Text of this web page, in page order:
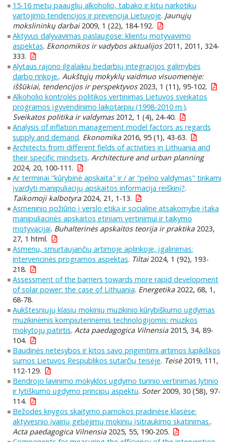
15-16 metų paauglių alkoholio, tabako ir kitų narkotikų
vartojimo tendencijos ir prevencija Lietuvoje. Jaunųjų
mokslininkų darbai2009, 1 (22), 184-192.
Aktyvus dalyvavimas paslaugose: klientų motyvavimo
aspektas. Ekonomikos ir vadybos aktualijos2011, 2011, 324-
333.
Alytaus rajono ilgalaikių bedarbių integracijos galimybės
darbo rinkoje.. Aukštųjų mokyklų vaidmuo visuomenėje:
iššūkiai, tendencijos ir perspektyvos2023, 1 (11), 95-102.
Alkoholio kontrolės politikos vertinimas Lietuvos sveikatos
programos įgyvendinimo laikotarpiu (1998-2010 m.).
Sveikatos politika ir valdymas2012, 1 (4), 24-40.
Analysis of inflation management model factors as regards
supply and demand. Ekonomika2016, 95 (1), 43-63.
Architects from different fields of activities in Lithuania and
their specific mindsets. Architecture and urban planning
2024, 20, 100-111.
Ar terminai "kūrybinė apskaita" ir / ar "pelno valdymas" tinkami
įvardyti manipuliacijų apskaitos informacija reiškinį?.
Taikomoji kalbotyra2024, 21, 1-13.
Asmeninio požiūrio į verslo etiką ir socialinę atsakomybę įtaka
manipuliacinės apskaitos etiniam vertinimui ir taikymo
motyvacijai. Buhalterinės apskaitos teorija ir praktika2023,
27, 1 html.
Asmenų, smurtaujančių artimoje aplinkoje, įgalinimas:
intervencinės programos aspektas. Tiltai2024, 1 (92), 193-
218.
Assessment of the barriers towards more rapid development
of solar power: the case of Lithuania. Energetika2022, 68, 1,
68-78.
Aukštesniųjų klasių mokinių muzikinio kūrybiškumo ugdymas
muzikinėmis kompiuterinėmis technologijomis: muzikos
mokytojų patirtis. Acta paedagogica Vilnensia2015, 34, 89-
104.
Baudinės netesybos ir kitos savo prigimtimi artimos lupikiškos
sumos Lietuvos Respublikos sutarčių teisėje. Teisė2019, 111,
112-129.
Bendrojo lavinimo mokyklos ugdymo turinio vertinimas lytinio
ir lytiškumo ugdymo principų aspektu. Soter2009, 30 (58), 97-
114.
Bežodės knygos skaitymo pamokos pradinėse klasėse:
aktyvesnio įvairių gebėjimų mokinių įsitraukimo skatinimas..
Acta paedagogica Vilnensia2025, 55, 190-205.